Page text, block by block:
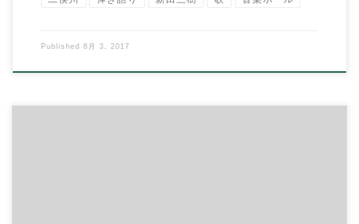
Published 8月 3, 2017